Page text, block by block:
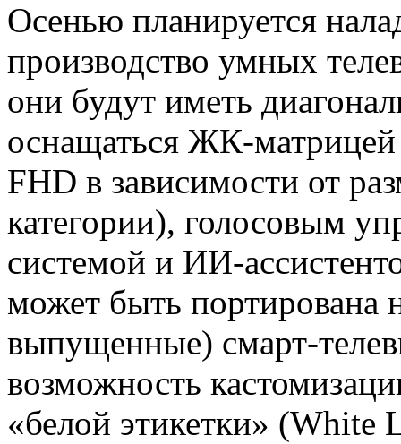
Осенью планируется
производство умных
они будут иметь
оснащаться ЖК-
FHD в зависимости от
категории), голосовым
системой и ИИ-
может быть портирована
выпущенные) смарт-
возможность
«белой этикетки» (White